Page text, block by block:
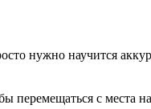
нужно научится
перемещаться с места